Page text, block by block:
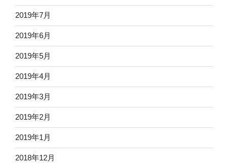
2019年7月
2019年6月
2019年5月
2019年4月
2019年3月
2019年2月
2019年1月
2018年12月